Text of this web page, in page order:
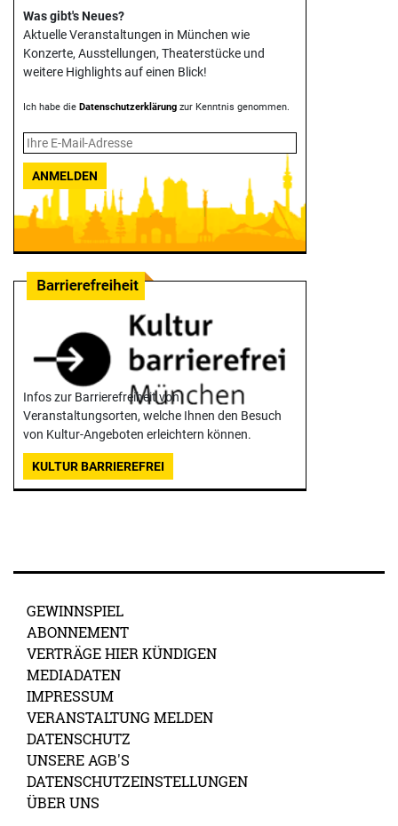
Was gibt's Neues?
Aktuelle Veranstaltungen in München wie
Konzerte, Ausstellungen, Theater­stücke und
weitere Highlights auf einen Blick!
Ich habe die Datenschutzerklärung zur Kenntnis genommen.
ANMELDEN
Infos zur Barrierefreiheit von
Veranstaltungsorten, welche Ihnen den Besuch
von Kultur-Angeboten erleichtern können.
KULTUR BARRIEREFREI
GEWINNSPIEL
ABONNEMENT
VERTRÄGE HIER KÜNDIGEN
MEDIADATEN
IMPRESSUM
VERANSTALTUNG MELDEN
DATENSCHUTZ
UNSERE AGB'S
DATENSCHUTZEINSTELLUNGEN
ÜBER UNS